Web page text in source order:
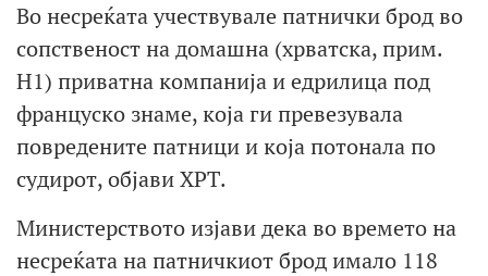
Во несреќата учествувале патнички брод во
сопственост на домашна (хрватска, прим.
Н1) приватна компанија и едрилица под
француско знаме, која ги превезувала
повредените патници и која потонала по
судирот, објави ХРТ.
Министерството изјави дека во времето на
несреќата на патничкиот брод имало 118